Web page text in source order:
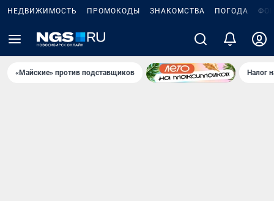
НЕДВИЖИМОСТЬ ПРОМОКОДЫ ЗНАКОМСТВА ПОГОДА
«Майские» против подставщиков Налог